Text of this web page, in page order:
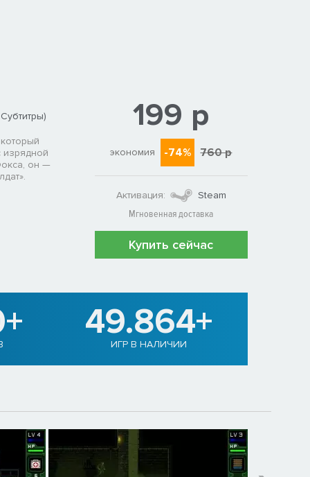
изрядной
он —
199 р
экономия -74% 760 р
Активация:
Steam
Мгновенная доставка
Купить сейчас
49.864+
ИГР В НАЛИЧИИ